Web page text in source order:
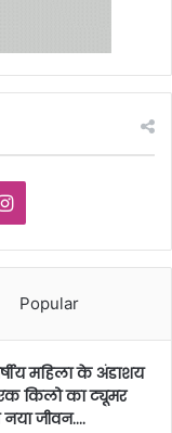
Instagram
Popular
महिला के अंडाशय
किलो का ट्यूमर
नया जीवन….